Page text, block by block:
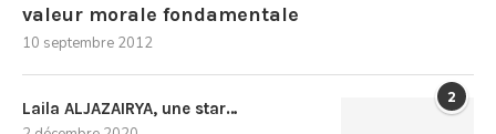
valeur morale fondamentale
10 septembre 2012
2
Laila ALJAZAIRYA, une star…